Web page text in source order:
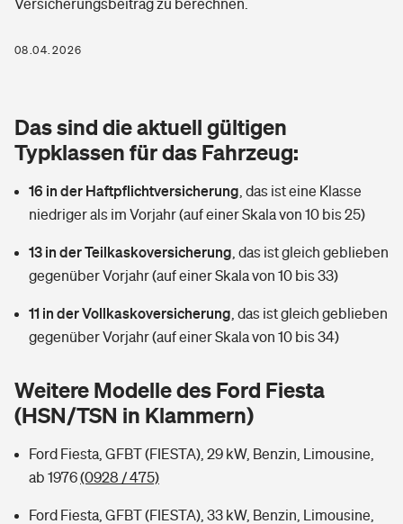
Berufshaftpflichtversicherung
Zur Übersicht
Tools
Wer versichert was: Jetzt Versicherer finden
Sie haben Fragen?
Glasversicherung
Mietkautionsversicherung
Restkreditversicherung
Zur Übersicht
Tools
Wer versichert was: Jetzt Versicherer finden
Kinderunfall­ver­si­che­rung
Kinderinvalidität
Reiseversicherung
Pferdehalter-Haftpflicht
Handyversicherung
Musikinstrumentenversicherung
Private Krankenversicherung
Dread-Disease-Versicherung
Tierkrankenversicherung
Sie haben Fragen?
Rentenrechner: Wie viel Geld bekomme ich im Alter?
Versicherungsbeitrag zu berechnen.
08.04.2026
Das sind die aktuell gültigen
Typklassen für das Fahrzeug:
16 in der Haftpflichtversicherung das ist eine Klasse
niedriger als im Vorjahr (auf einer Skala von 10 bis 25)
13 in der Teilkaskoversicherung das ist gleich geblieben
gegenüber Vorjahr (auf einer Skala von 10 bis 33)
11 in der Vollkaskoversicherung das ist gleich geblieben
gegenüber Vorjahr (auf einer Skala von 10 bis 34)
Weitere Modelle des Ford Fiesta
(HSN/TSN in Klammern)
Ford Fiesta, GFBT (FIESTA), 29 kW, Benzin, Limousine,
ab 1976(0928 / 475)
Ford Fiesta, GFBT (FIESTA), 33 kW, Benzin, Limousine,